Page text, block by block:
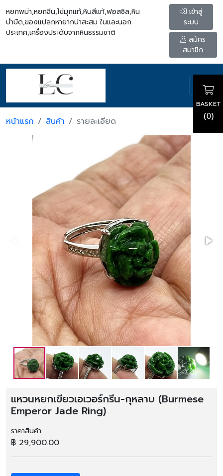
หยกพม่า,หยกจีน,ไข่มุกแท้,หินสีแท้,ฟอสซิล,หิน
บำบัด,ของแปลกหายากน่าสะสม ในและนอก
ประเทศ,เครื่องประดับจากหินธรรมชาติ
เข้าสู่
ระบบ
สมัคร
สมาชิก
BASKET
(0)
หน้าแรก สินค้า รายละเอียด
แหวนหยกเขียวเอเวอร์กรีน-กุหลาบ (Burmese
Emperor Jade Ring)
ราคาสินค้า
฿ 29,900.00